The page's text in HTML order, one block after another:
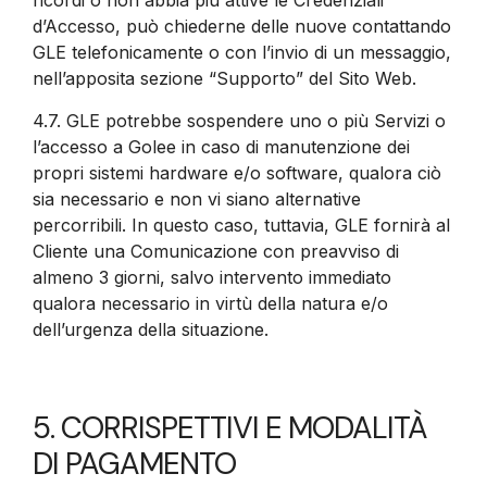
d’Accesso, può chiederne delle nuove contattando
GLE telefonicamente o con l’invio di un messaggio,
nell’apposita sezione “Supporto” del Sito Web.
4.7. GLE potrebbe sospendere uno o più Servizi o
l’accesso a Golee in caso di manutenzione dei
propri sistemi hardware e/o software, qualora ciò
sia necessario e non vi siano alternative
percorribili. In questo caso, tuttavia, GLE fornirà al
Cliente una Comunicazione con preavviso di
almeno 3 giorni, salvo intervento immediato
qualora necessario in virtù della natura e/o
dell’urgenza della situazione.
5. CORRISPETTIVI E MODALITÀ
DI PAGAMENTO